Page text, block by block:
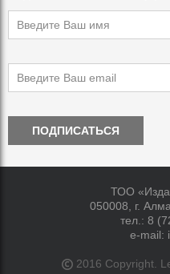
ПОДПИСАТЬСЯ
ТОО
050008, г.
тел.: 8
e-mail:
2016 Copyright.